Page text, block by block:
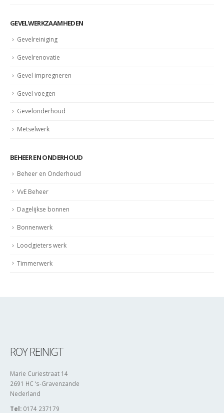
GEVELWERKZAAMHEDEN
Gevelreiniging
Gevelrenovatie
Gevel impregneren
Gevel voegen
Gevelonderhoud
Metselwerk
BEHEER EN ONDERHOUD
Beheer en Onderhoud
VvE Beheer
Dagelijkse bonnen
Bonnenwerk
Loodgieters werk
Timmerwerk
ROY REINIGT
Marie Curiestraat 14
2691 HC ‘s-Gravenzande
Nederland
Tel: 0174 237179